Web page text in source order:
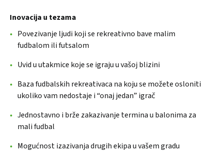
Inovacija u tezama
Povezivanje ljudi koji se rekreativno bave malim
fudbalom ili futsalom
Uvid u utakmice koje se igraju u vašoj blizini
Baza fudbalskih rekreativaca na koju se možete osloniti
ukoliko vam nedostaje i “onaj jedan” igrač
Jednostavno i brže zakazivanje termina u balonima za
mali fudbal
Mogućnost izazivanja drugih ekipa u vašem gradu